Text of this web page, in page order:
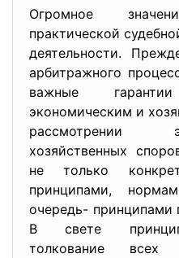
Огромное
практической
деятельности.
арбитражного
важные
экономическим и
рассмотрении
хозяйственных
не только
принципами,
очередь- принципами
В свете
толкование всех